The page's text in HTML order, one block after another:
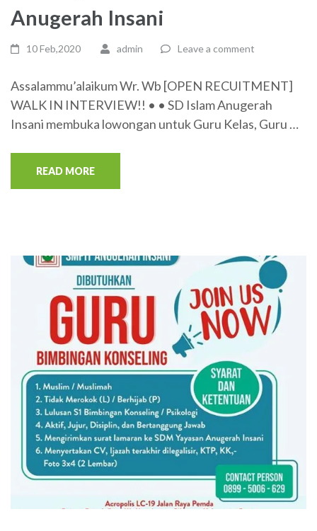
Anugerah Insani
10 Feb,2020 admin Leave a comment
Assalammu’alaikum Wr. Wb [OPEN RECUITMENT]
WALK IN INTERVIEW!! • • SD Islam Anugerah
Insani membuka lowongan untuk Guru Kelas, Guru …
READ MORE